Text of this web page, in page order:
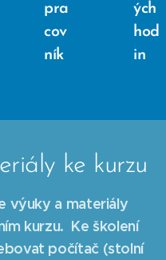
pra
cov
ník
ých
hod
in
ke kurzu
výuky a materiály
kurzu. Ke školení
počítač (stolní